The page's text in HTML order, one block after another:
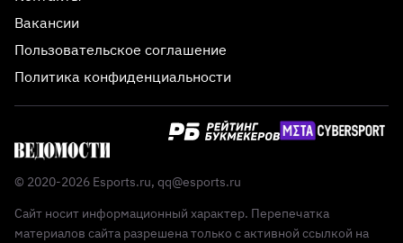
Вакансии
Пользовательское соглашение
Политика конфиденциальности
© 2020-2026 Esports.ru, qq@esports.ru
Сайт носит информационный характер. Перепечатка
материалов сайта разрешена только с активной ссылкой на